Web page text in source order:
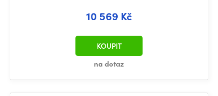
10 569 Kč
na dotaz
KOUPIT